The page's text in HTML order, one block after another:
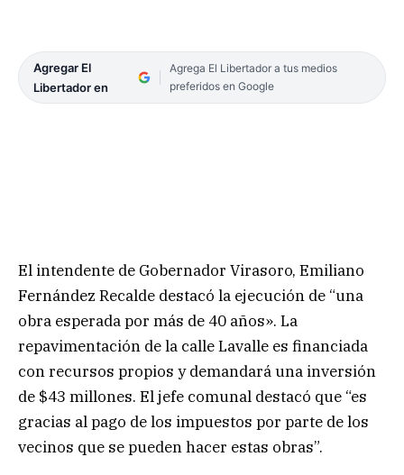
Agregar El
Libertador en
Agrega El Libertador a tus medios
preferidos en Google
El intendente de Gobernador Virasoro, Emiliano
Fernández Recalde destacó la ejecución de “una
obra esperada por más de 40 años». La
repavimentación de la calle Lavalle es financiada
con recursos propios y demandará una inversión
de $43 millones. El jefe comunal destacó que “es
gracias al pago de los impuestos por parte de los
vecinos que se pueden hacer estas obras”.